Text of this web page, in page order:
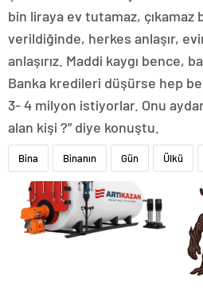
bin liraya ev tutamaz, çıkamaz
verildiğinde, herkes anlaşır,
anlaşırız. Maddi kaygı bence,
Banka kredileri düşürse hep
3- 4 milyon istiyorlar. Onu
alan kişi ?” diye konuştu.
Bina Binanın Gün Ülkü